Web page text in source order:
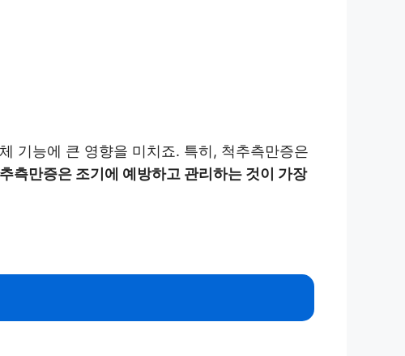
기능에 큰 영향을 미치죠. 특히, 척추측만증은
측만증은 조기에 예방하고 관리하는 것이 가장